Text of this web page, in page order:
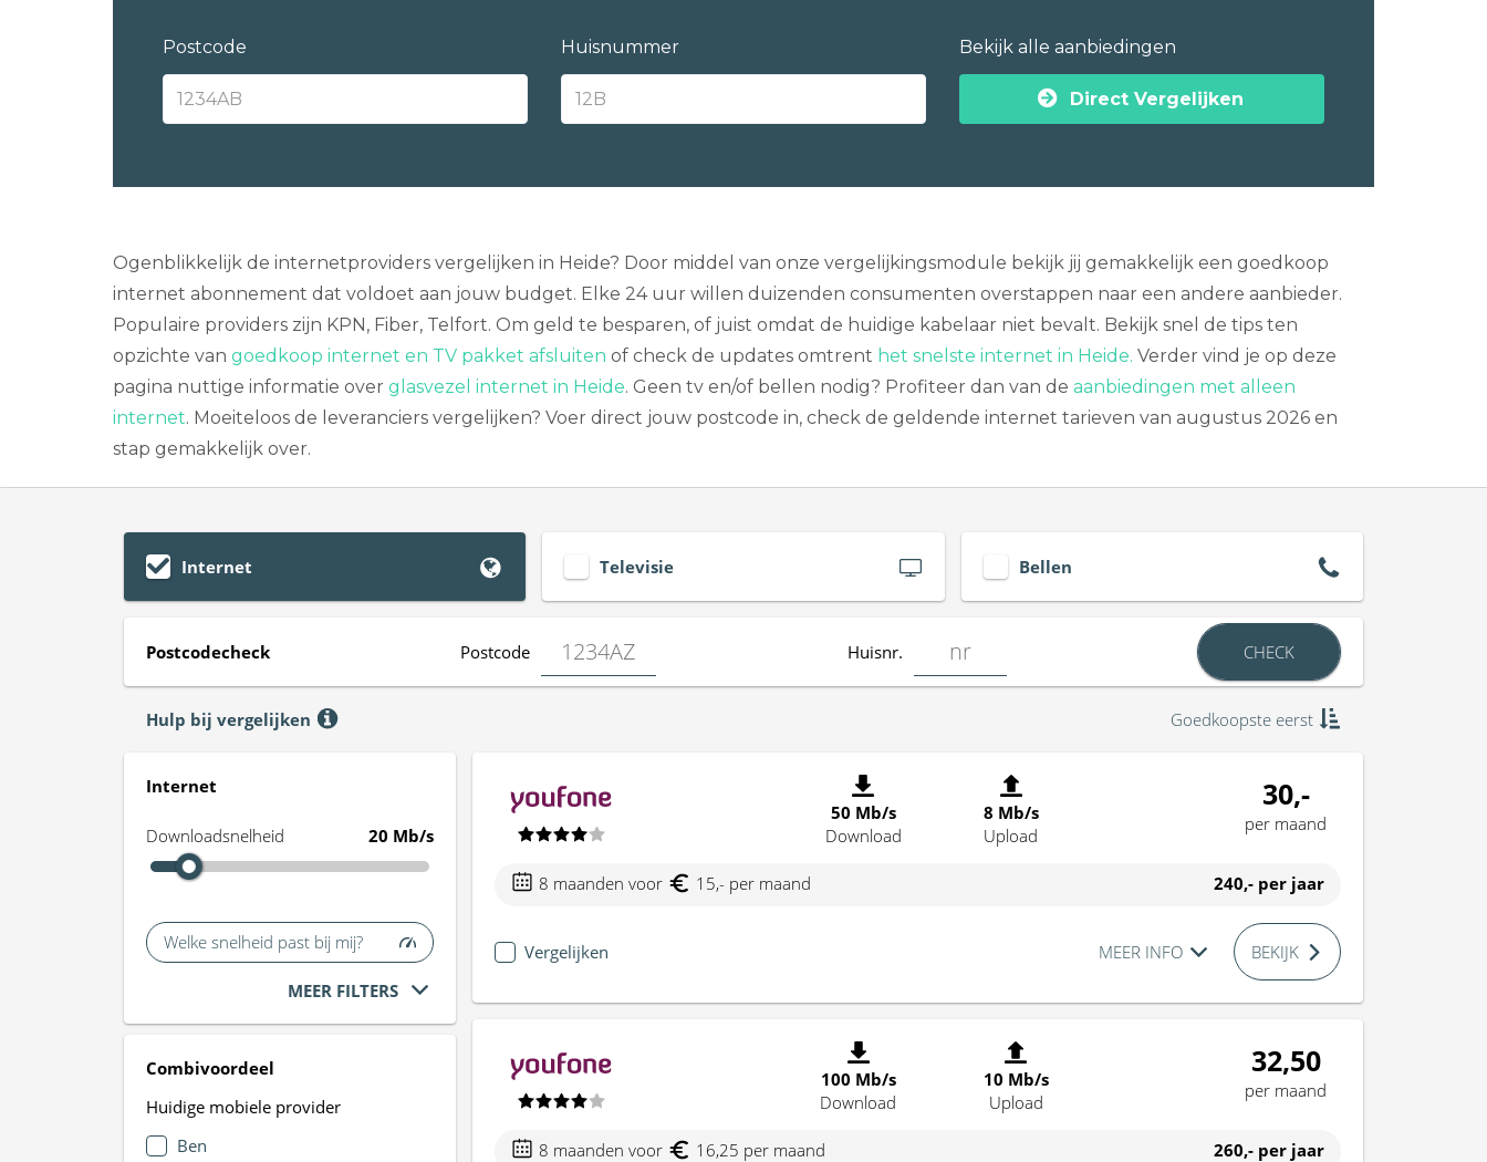
Postcode Huisnummer Bekijk alle aanbiedingen
Direct Vergelijken
Ogenblikkelijk de internetproviders vergelijken in Heide? Door middel van onze vergelijkingsmodule bekijk jij gemakkelijk een goedkoop
internet abonnement dat voldoet aan jouw budget. Elke 24 uur willen duizenden consumenten overstappen naar een andere aanbieder.
Populaire providers zijn KPN, Fiber, Telfort. Om geld te besparen, of juist omdat de huidige kabelaar niet bevalt. Bekijk snel de tips ten
opzichte van goedkoop internet en TV pakket afsluiten of check de updates omtrent het snelste internet in Heide. Verder vind je op deze
pagina nuttige informatie over glasvezel internet in Heide. Geen tv en/of bellen nodig? Profiteer dan van de aanbiedingen met alleen
internet. Moeiteloos de leveranciers vergelijken? Voer direct jouw postcode in, check de geldende internet tarieven van augustus 2026 en
stap gemakkelijk over.
Internet Televisie Bellen
Postcodecheck Postcode Huisnr. CHECK
Hulp bij vergelijken Goedkoopste eerst
Internet
Downloadsnelheid 20 Mb/s
Welke snelheid past bij mij?
MEER FILTERS
Combivoordeel
Huidige mobiele provider
Ben
50 Mb/s
Download
8 Mb/s
Upload
30,-
per maand
8 maanden voor 15,- per maand 240,- per jaar
Vergelijken MEER INFO BEKIJK
100 Mb/s
Download
10 Mb/s
Upload
32,50
per maand
8 maanden voor 16,25 per maand 260,- per jaar